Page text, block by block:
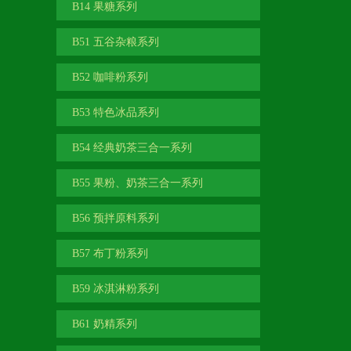
B14 果糖系列
B51 五谷杂粮系列
B52 咖啡粉系列
B53 特色冰品系列
B54 经典奶茶三合一系列
B55 果粉、奶茶三合一系列
B56 预拌原料系列
B57 布丁粉系列
B59 冰淇淋粉系列
B61 奶精系列